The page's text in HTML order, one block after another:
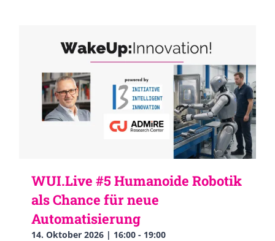
WUI.Live #5 Humanoide Robotik
als Chance für neue
Automatisierung
14. Oktober 2026 | 16:00 - 19:00